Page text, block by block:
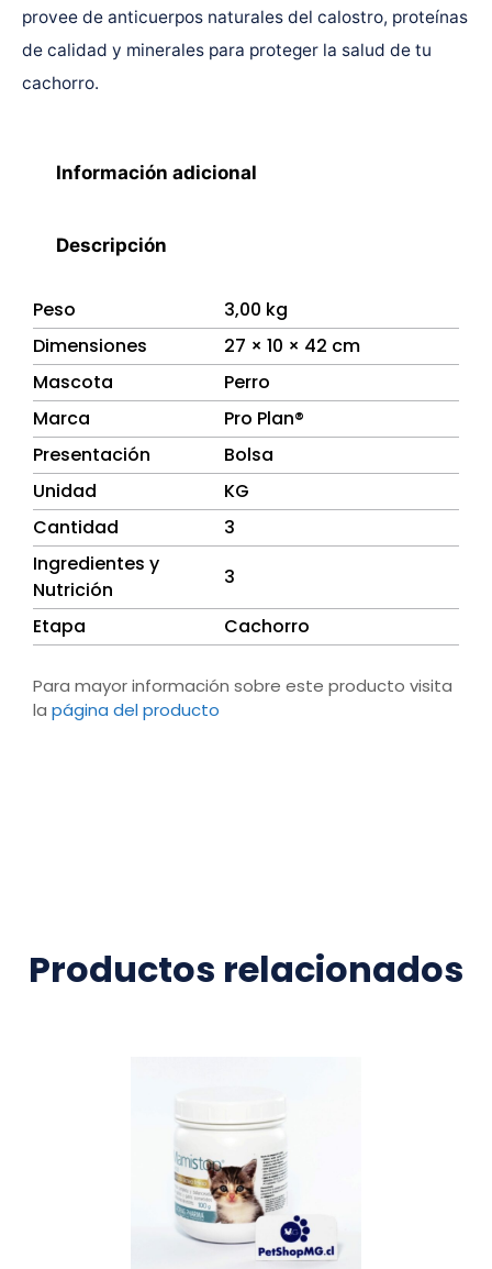
provee de anticuerpos naturales del calostro, proteínas
de calidad y minerales para proteger la salud de tu
cachorro.
Información adicional
Descripción
Peso
3,00 kg
Dimensiones
27 × 10 × 42 cm
Mascota
Perro
Marca
Pro Plan®
Presentación
Bolsa
Unidad
KG
Cantidad
3
Ingredientes y
Nutrición
3
Etapa
Cachorro
Para mayor información sobre este producto visita
la página del producto
Productos relacionados